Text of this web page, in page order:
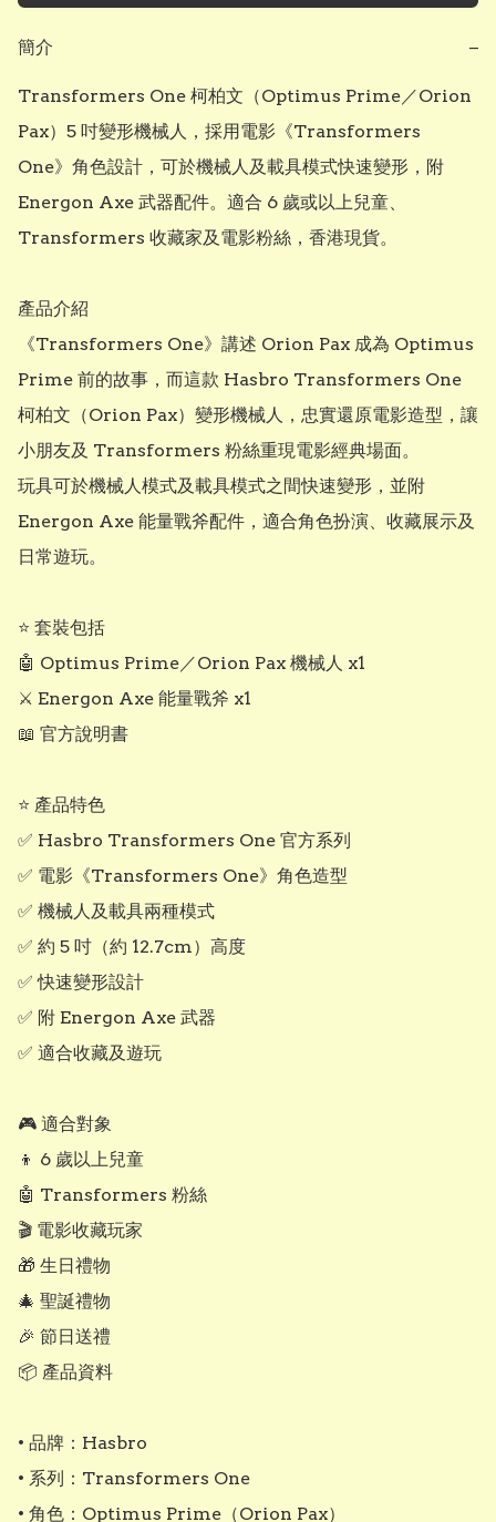
簡介 −
Transformers One 柯柏文（Optimus Prime／Orion
Pax）5 吋變形機械人，採用電影《Transformers
One》角色設計，可於機械人及載具模式快速變形，附
Energon Axe 武器配件。適合 6 歲或以上兒童、
Transformers 收藏家及電影粉絲，香港現貨。
產品介紹
《Transformers One》講述 Orion Pax 成為 Optimus
Prime 前的故事，而這款 Hasbro Transformers One
柯柏文（Orion Pax）變形機械人，忠實還原電影造型，讓
小朋友及 Transformers 粉絲重現電影經典場面。
玩具可於機械人模式及載具模式之間快速變形，並附
Energon Axe 能量戰斧配件，適合角色扮演、收藏展示及
日常遊玩。
⭐ 套裝包括
🤖 Optimus Prime／Orion Pax 機械人 x1
⚔️ Energon Axe 能量戰斧 x1
📖 官方說明書
⭐ 產品特色
✅ Hasbro Transformers One 官方系列
✅ 電影《Transformers One》角色造型
✅ 機械人及載具兩種模式
✅ 約 5 吋（約 12.7cm）高度
✅ 快速變形設計
✅ 附 Energon Axe 武器
✅ 適合收藏及遊玩
🎮 適合對象
👦 6 歲以上兒童
🤖 Transformers 粉絲
🎬 電影收藏玩家
🎁 生日禮物
🎄 聖誕禮物
🎉 節日送禮
📦 產品資料
• 品牌：Hasbro
• 系列：Transformers One
• 角色：Optimus Prime（Orion Pax）